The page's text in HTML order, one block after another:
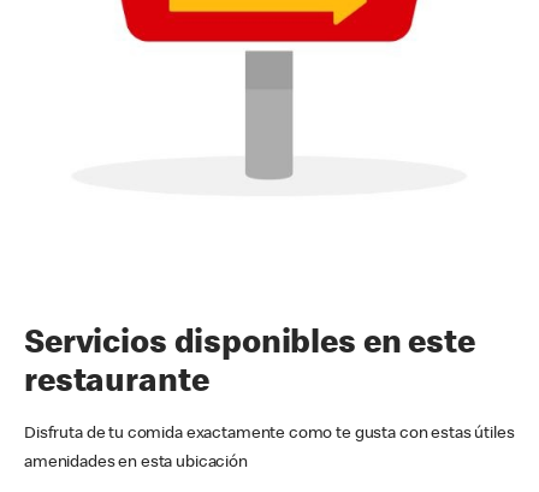
Servicios disponibles en este
restaurante
Disfruta de tu comida exactamente como te gusta con estas útiles
amenidades en esta ubicación